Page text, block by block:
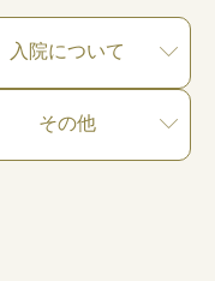
入院について
その他